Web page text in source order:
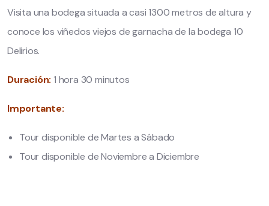
Visita una bodega situada a casi 1300 metros de altura y
conoce los viñedos viejos de garnacha de la bodega 10
Delirios.
Duración: 1 hora 30 minutos
Importante:
Tour disponible de Martes a Sábado
Tour disponible de Noviembre a Diciembre